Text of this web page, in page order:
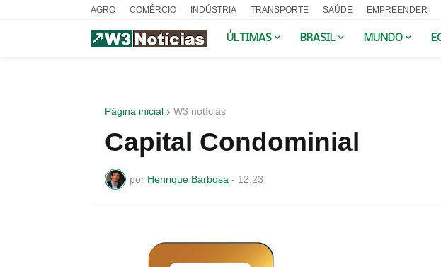
AGRO COMÉRCIO INDÚSTRIA TRANSPORTE SAÚDE EMPREENDER
ÚLTIMAS BRASIL MUNDO
Página inicial W3 notícias
Capital Condominial
por Henrique Barbosa - 12:23